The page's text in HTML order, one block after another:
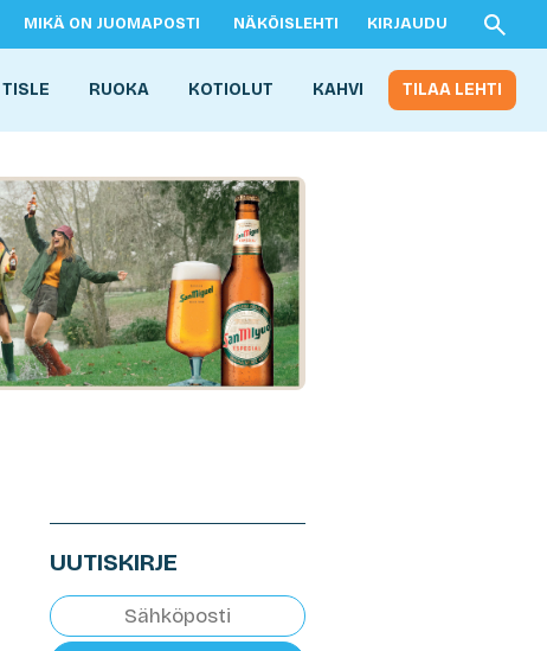
MIKÄ ON JUOMAPOSTI NÄKÖISLEHTI KIRJAUDU
TISLE RUOKA KOTIOLUT KAHVI TILAA LEHTI
UUTISKIRJE